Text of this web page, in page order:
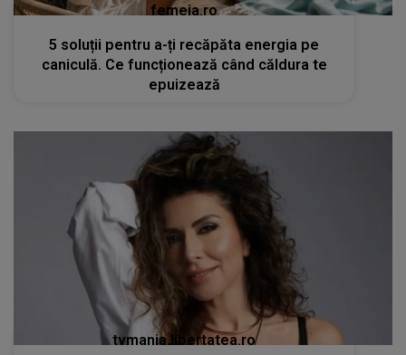
femeia.ro
5 soluții pentru a-ți recăpăta energia pe
caniculă. Ce funcționează când căldura te
epuizează
tvmania.libertatea.ro